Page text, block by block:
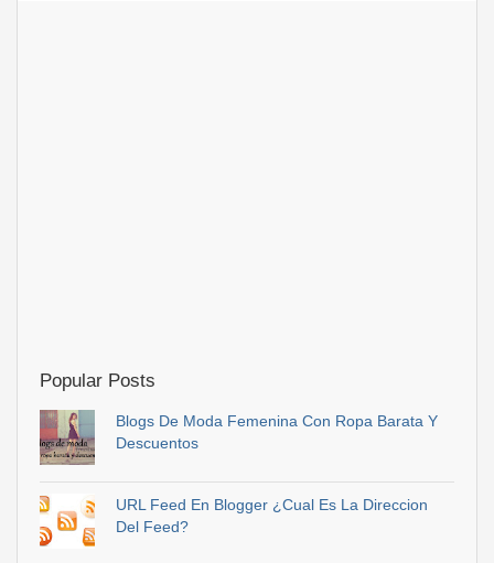
Popular Posts
Blogs De Moda Femenina Con Ropa Barata Y
Descuentos
URL Feed En Blogger ¿Cual Es La Direccion
Del Feed?